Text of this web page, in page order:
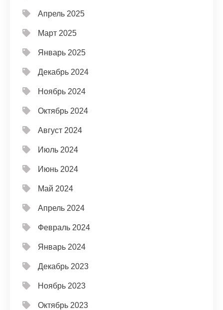
Апрель 2025
Март 2025
Январь 2025
Декабрь 2024
Ноябрь 2024
Октябрь 2024
Август 2024
Июль 2024
Июнь 2024
Май 2024
Апрель 2024
Февраль 2024
Январь 2024
Декабрь 2023
Ноябрь 2023
Октябрь 2023